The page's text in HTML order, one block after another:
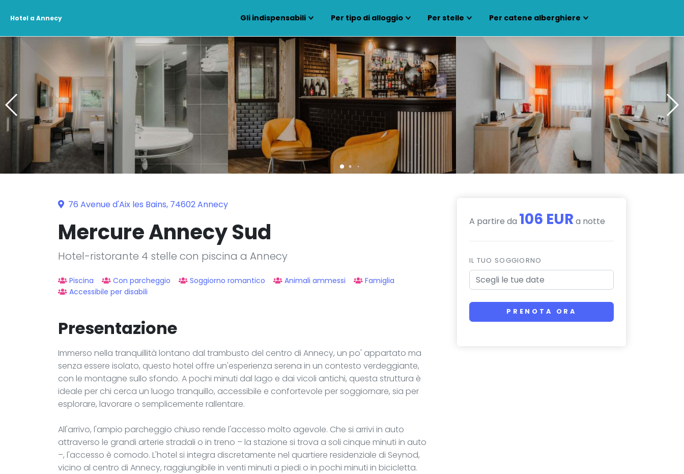
Hotel a Annecy Gli indispensabili Per tipo di alloggio Per stelle Per catene alberghiere
76 Avenue d'Aix les Bains, 74602 Annecy
Mercure Annecy Sud
Hotel-ristorante 4 stelle con piscina a Annecy
Piscina Con parcheggio Soggiorno romantico Animali ammessi
Famiglia
Accessibile per disabili
Presentazione
Immerso nella tranquillità lontano dal trambusto del centro di Annecy, un po' appartato ma
senza essere isolato, questo hotel offre un'esperienza serena in un contesto verdeggiante,
con le montagne sullo sfondo. A pochi minuti dal lago e dai vicoli antichi, questa struttura è
ideale per chi cerca un luogo tranquillo, accessibile e confortevole per soggiornare, sia per
esplorare, lavorare o semplicemente rallentare.
All'arrivo, l'ampio parcheggio chiuso rende l'accesso molto agevole. Che si arrivi in auto
attraverso le grandi arterie stradali o in treno – la stazione si trova a soli cinque minuti in auto
–, l'accesso è comodo. L'hotel si integra discretamente nel quartiere residenziale di Seynod,
vicino al centro di Annecy, raggiungibile in venti minuti a piedi o in pochi minuti in bicicletta.
A partire da 106 EUR a notte
IL TUO SOGGIORNO
PRENOTA ORA